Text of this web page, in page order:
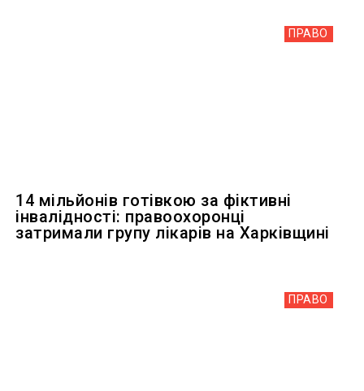
ПРАВО
14 мільйонів готівкою за фіктивні
інвалідності: правоохоронці
затримали групу лікарів на Харківщині
ПРАВО